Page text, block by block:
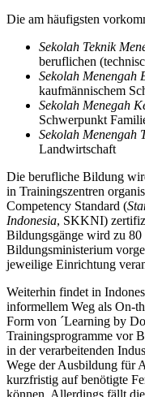
Die am häufigsten
Sekolah Teknik
beruflichen
Sekolah Menengah
kaufmännischem
Sekolah Menegah
Schwerpunkt
Sekolah Menengah
Landwirtschaft
Die berufliche Bildung
in Trainingszentren
Competency Standard (
Indonesia, SKKNI)
Bildungsgänge wird zu 80
Bildungsministerium
jeweilige Einrichtung
Weiterhin findet in
informellem Weg als On-
Form von ´Learning by
Trainingsprogramme vor
in der verarbeitenden
Wege der Ausbildung für
kurzfristig auf benötigte